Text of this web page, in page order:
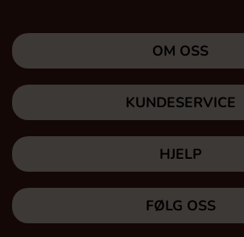
OM OSS
KUNDESERVICE
HJELP
FØLG OSS